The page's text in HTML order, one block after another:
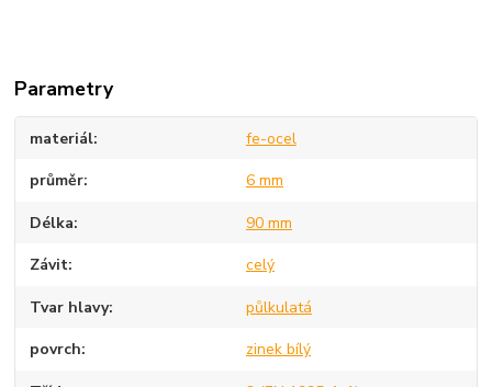
Parametry
materiál fe-ocel
průměr 6 mm
Délka 90 mm
Závit celý
Tvar hlavy půlkulatá
povrch zinek bílý